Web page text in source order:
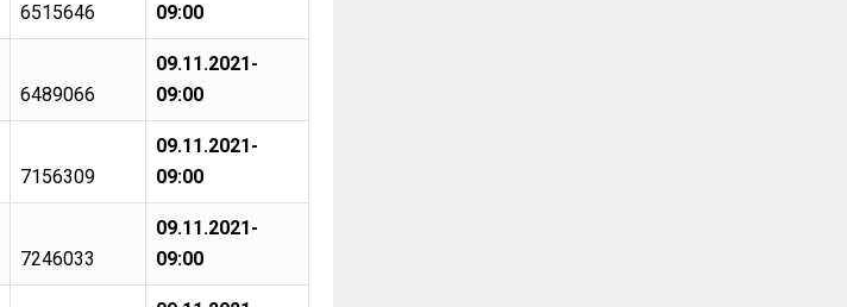
6515646
09:00
6489066
09.11.2021-
09:00
7156309
09.11.2021-
09:00
7246033
09.11.2021-
09:00